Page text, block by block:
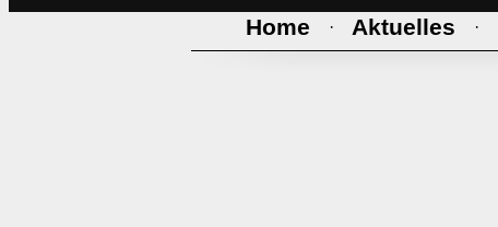
Home · Aktuelles ·